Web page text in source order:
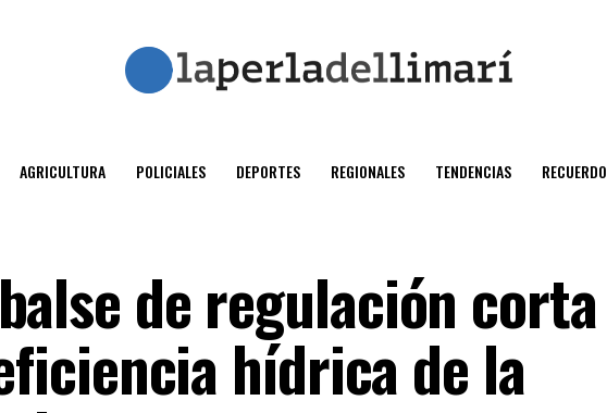
AGRICULTURA POLICIALES DEPORTES REGIONALES TENDENCIAS RECUERDO
de regulación corta
hídrica de la